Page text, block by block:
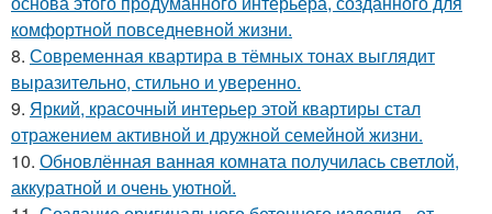
комфортной повседневной жизни.
8. Современная квартира в тёмных тонах выглядит
выразительно, стильно и уверенно.
9. Яркий, красочный интерьер этой квартиры стал
отражением активной и дружной семейной жизни.
10. Обновлённая ванная комната получилась светлой,
аккуратной и очень уютной.